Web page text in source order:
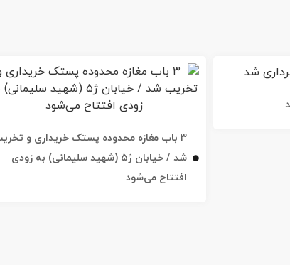
۳ باب مغازه محدوده پستک خریداری و
شد / خیابان ژ۵ (شهید سلیمانی) به زودی
افتتاح می‌شود